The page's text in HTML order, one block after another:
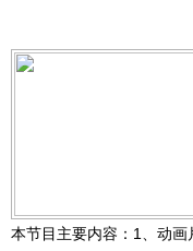
本节目主要内容：1、动